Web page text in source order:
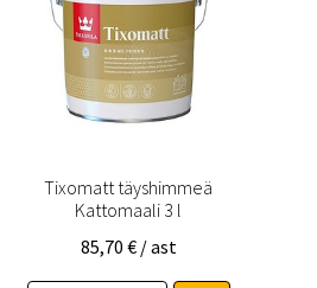
Tixomatt täyshimmeä
Kattomaali 3 l
85,70 € / ast